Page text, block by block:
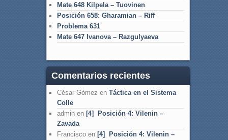
Mate 648 Kilpela – Tuovinen
Posición 658: Gharamian – Riff
Problema 631
Mate 647 Ivanova – Razgulyaeva
Comentarios recientes
César Gómez en Táctica en el Sistema
Colle
adminen [4] Posición 4: Vilenin –
Zavada
Franciscoen [4] Posición 4: Vilenin –